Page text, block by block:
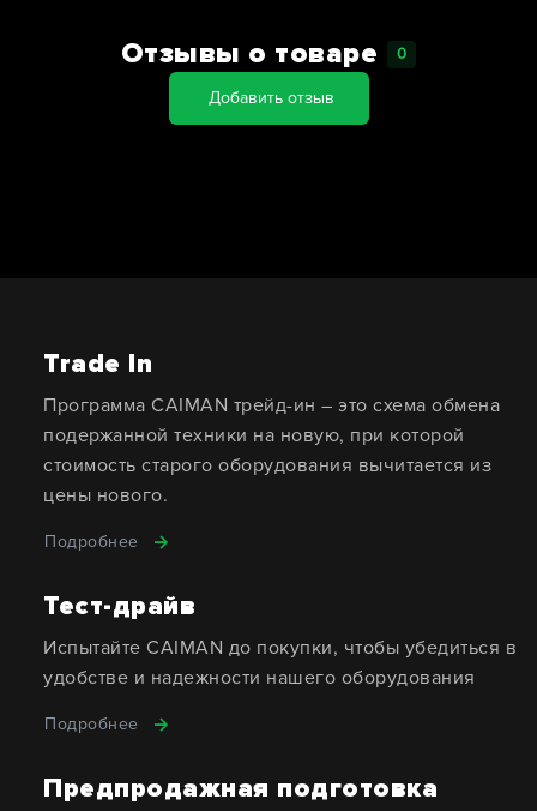
Отзывы о товаре 0
Добавить отзыв
Trade In
Программа CAIMAN трейд-ин – это схема обмена
подержанной техники на новую, при которой
стоимость старого оборудования вычитается из
цены нового.
Подробнее
Тест-драйв
Испытайте CAIMAN до покупки, чтобы убедиться в
удобстве и надежности нашего оборудования
Подробнее
Предпродажная подготовка